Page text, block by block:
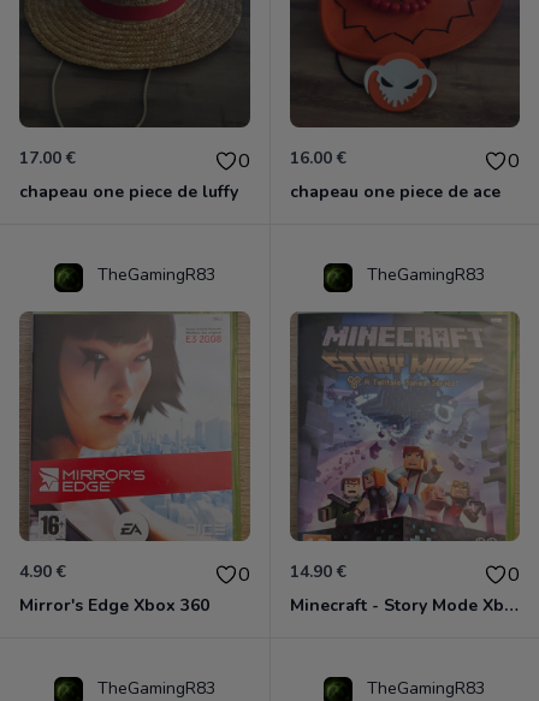
17.00 € 0
chapeau one piece de luffy
16.00 € 0
chapeau one piece de ace
TheGamingR83
4.90 € 0
Mirror's Edge Xbox 360
TheGamingR83
14.90 € 0
Minecraft - Story Mode Xbox 360
TheGamingR83 TheGamingR83